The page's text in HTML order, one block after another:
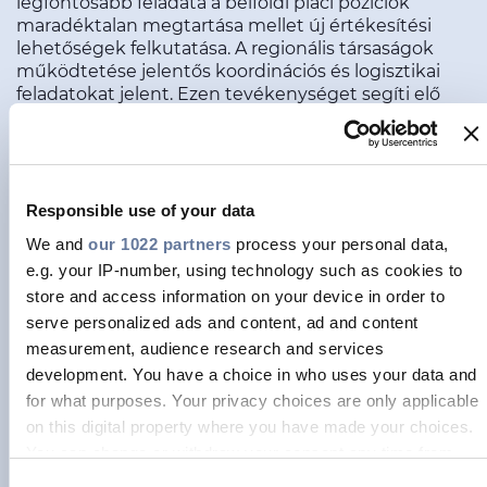
Responsible use of your data
We and our 1022 partners process your personal data,
e.g. your IP-number, using technology such as cookies to
store and access information on your device in order to
serve personalized ads and content, ad and content
measurement, audience research and services
development. You have a choice in who uses your data and
for what purposes. Your privacy choices are only applicable
on this digital property where you have made your choices.
maradéktalan megtartása mellet új értékesítési
lehetőségek felkutatása. A regionális társaságok
működtetése jelentős koordinációs és logisztikai
feladatokat jelent. Ezen tevékenységet segíti elő
Szlovákiában kialakított raktárbázis mely
gazdaságos üzemeltetésével jelentősen hozzájárul,
ahhoz, hogy professzionális logisztikai
piacon működő partnereinket, mind a régión kívüli
megnőtt a jelentősége a balkáni övezet országaiba
illetve a tvolabbi piacokra történő exportálásnak is.
A telephelyek rövid bemutatása
Fióktelepeink:
Balassagyarmati Kábelgyár - 2660 Balassagyarmat,
Nyugati ipartelep 10.
Kiteleki Kábelgyár - 6760 Kistelek, Árpád út 43.